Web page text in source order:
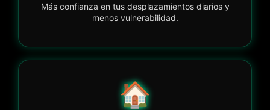
Más confianza en tus desplazamientos diarios y
menos vulnerabilidad.
🏠